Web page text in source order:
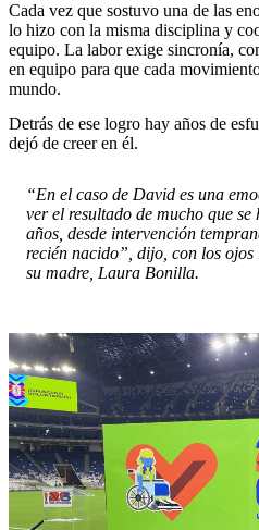
Cada vez que sostuvo una de las
lo hizo con la misma disciplina y
equipo. La labor exige sincronía,
en equipo para que cada
mundo.
Detrás de ese logro hay años de
dejó de creer en él.
“En el caso de David es una
ver el resultado de mucho que
años, desde intervención
recién nacido”, dijo, con los
su madre, Laura Bonilla.